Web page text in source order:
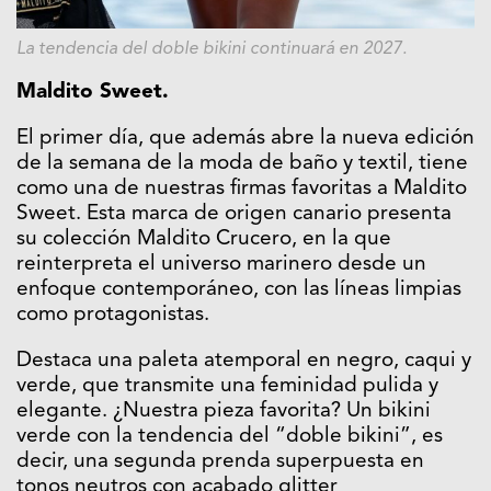
La tendencia del doble bikini continuará en 2027.
Maldito Sweet.
El primer día, que además abre la nueva edición
de la semana de la moda de baño y textil, tiene
como una de nuestras firmas favoritas a Maldito
Sweet. Esta marca de origen canario presenta
su colección Maldito Crucero, en la que
reinterpreta el universo marinero desde un
enfoque contemporáneo, con las líneas limpias
como protagonistas.
Destaca una paleta atemporal en negro, caqui y
verde, que transmite una feminidad pulida y
elegante. ¿Nuestra pieza favorita? Un bikini
verde con la tendencia del “doble bikini”, es
decir, una segunda prenda superpuesta en